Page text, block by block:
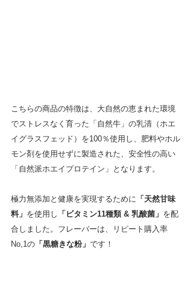
こちらの商品の特徴は、大自然の恵まれた環境
でストレスなく育った「自然牛」の乳清（ホエ
イグラスフェッド）を100％使用し、肥料やホル
モン剤を使用せずに製造された、安全性の高い
「自然派ホエイプロテイン」となります。
極力無添加と健康を実現するために 「天然甘味
料」 を使用し 「ビタミン11種類 & 乳酸菌」 を配
合しました。フレーバーは、リピート購入率
No,1の 「黒糖きな粉」 です！